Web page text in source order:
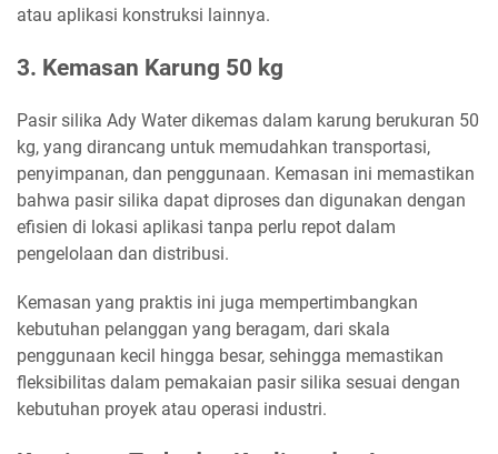
atau aplikasi konstruksi lainnya.
3. Kemasan Karung 50 kg
Pasir silika Ady Water dikemas dalam karung berukuran 50
kg, yang dirancang untuk memudahkan transportasi,
penyimpanan, dan penggunaan. Kemasan ini memastikan
bahwa pasir silika dapat diproses dan digunakan dengan
efisien di lokasi aplikasi tanpa perlu repot dalam
pengelolaan dan distribusi.
Kemasan yang praktis ini juga mempertimbangkan
kebutuhan pelanggan yang beragam, dari skala
penggunaan kecil hingga besar, sehingga memastikan
fleksibilitas dalam pemakaian pasir silika sesuai dengan
kebutuhan proyek atau operasi industri.